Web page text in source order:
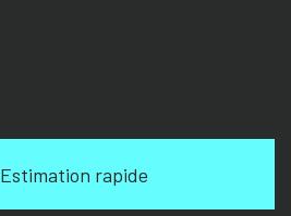
Estimation rapide